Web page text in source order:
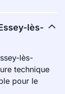
lès-
lès-
technique
pour le